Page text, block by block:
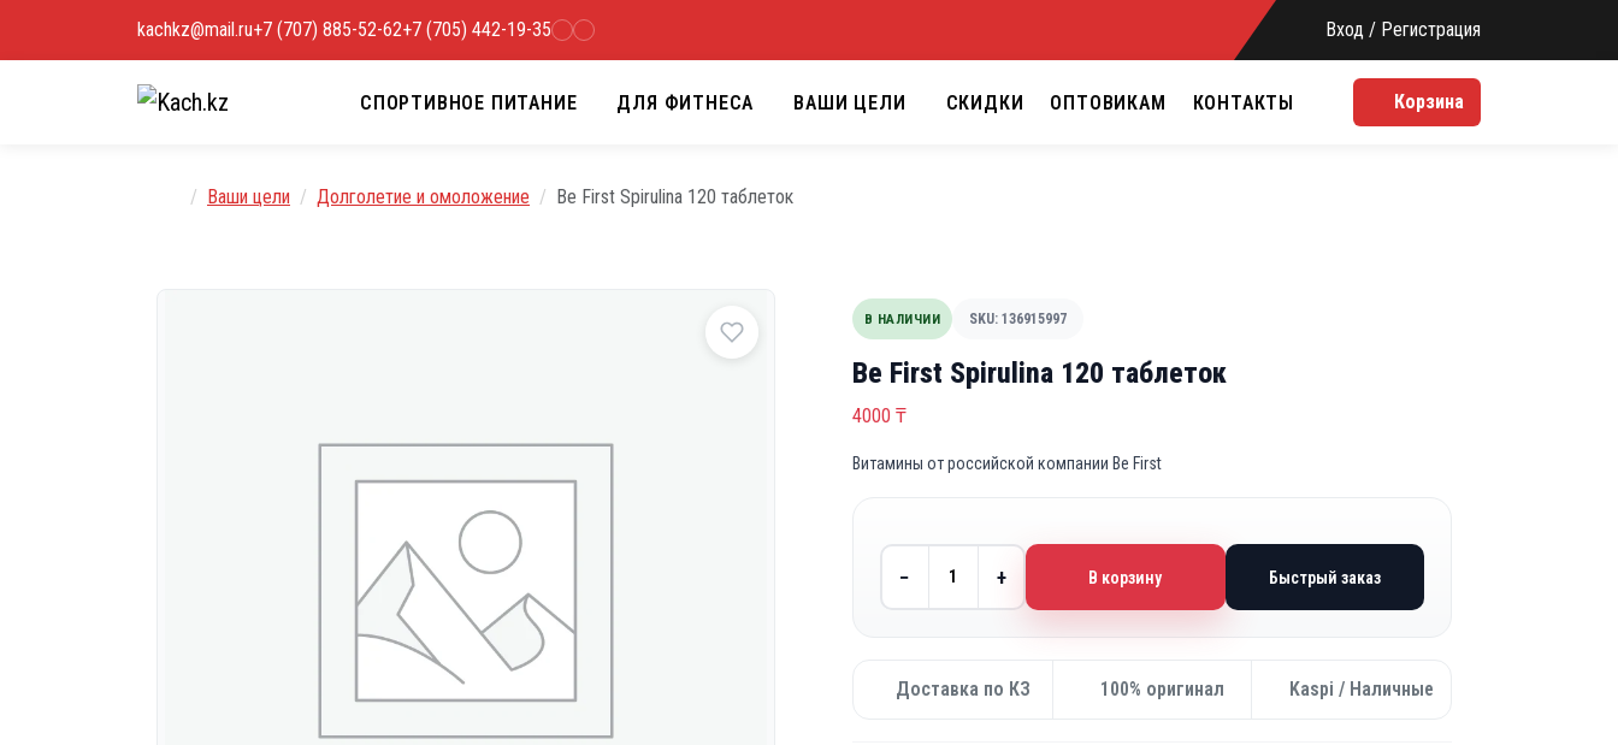
kachkz@mail.ru+7 (707) 885-52-62+7 (705) 442-19-35 Вход / Регистрация
СПОРТИВНОЕ ПИТАНИЕ ДЛЯ ФИТНЕСА ВАШИ ЦЕЛИ СКИДКИ ОПТОВИКАМ КОНТАКТЫ Корзина
Главная
Ваши цели Долголетие и омоложение Be First Spirulina 120 таблеток
В НАЛИЧИИ SKU: 136915997
Be First Spirulina 120 таблеток
4000 ₸
Витамины от российской компании Be First
− + В корзину Быстрый заказ
Доставка по КЗ 100% оригинал Kaspi / Наличные